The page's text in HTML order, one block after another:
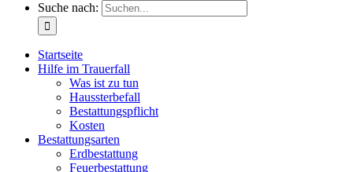
Suche nach:
Startseite
Hilfe im Trauerfall
Was ist zu tun
Haussterbefall
Bestattungspflicht
Kosten
Bestattungsarten
Erdbestattung
Feuerbestattung